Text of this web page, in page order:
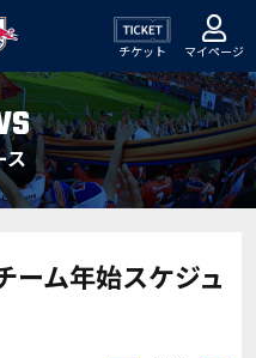
チケット マイページ
ス
ーム年始スケジュ